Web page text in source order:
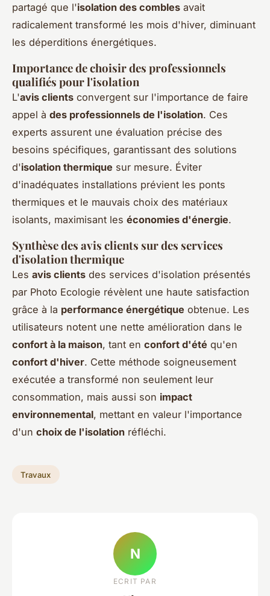
partagé que l'isolation des combles avait
radicalement transformé les mois d'hiver, diminuant
les déperditions énergétiques.
Importance de choisir des professionnels
qualifiés pour l'isolation
L'avis clients convergent sur l'importance de faire
appel à des professionnels de l'isolation. Ces
experts assurent une évaluation précise des
besoins spécifiques, garantissant des solutions
d'isolation thermique sur mesure. Éviter
d'inadéquates installations prévient les ponts
thermiques et le mauvais choix des matériaux
isolants, maximisant les économies d'énergie.
Synthèse des avis clients sur des services
d'isolation thermique
Les avis clients des services d'isolation présentés
par Photo Ecologie révèlent une haute satisfaction
grâce à la performance énergétique obtenue. Les
utilisateurs notent une nette amélioration dans le
confort à la maison, tant en confort d'été qu'en
confort d'hiver. Cette méthode soigneusement
exécutée a transformé non seulement leur
consommation, mais aussi son impact
environnemental, mettant en valeur l'importance
d'un choix de l'isolation réfléchi.
Travaux
N
ECRIT PAR